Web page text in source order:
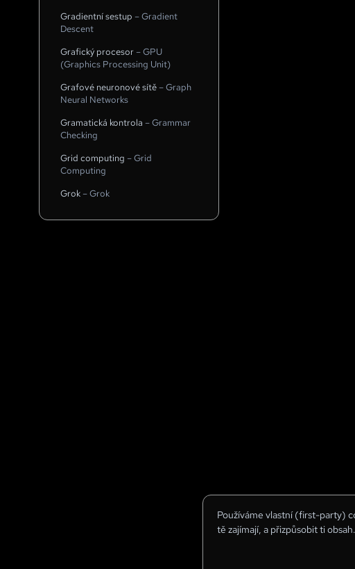
Používáme vlastní (first-party)
tě zajímají, a přizpůsobit ti
Gradientní sestup –Gradient
Descent
Grafický procesor–GPU
(Graphics Processing Unit)
Grafové neuronové sítě–Graph
Neural Networks
Gramatická kontrola –Grammar
Checking
Grid computing –Grid
Computing
Grok–Grok